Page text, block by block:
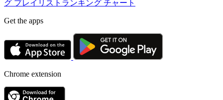
グ プレイリストランキング チャート
Get the apps
Chrome extension